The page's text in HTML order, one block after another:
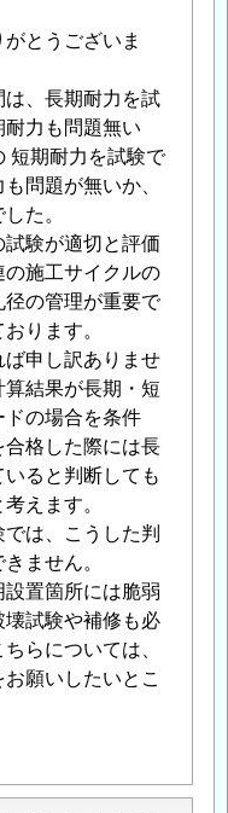
がとうございま
は、長期耐力を試
力も問題無い
短期耐力を試験で
問題が無いか、
た。
験が適切と評価
施工サイクルの
の管理が重要で
ります。
申し訳ありませ
結果が長期・短
の場合を条件
格した際には長
ると判断しても
えます。
は、こうした判
ません。
置箇所には脆弱
試験や補修も必
らについては、
願いしたいとこ